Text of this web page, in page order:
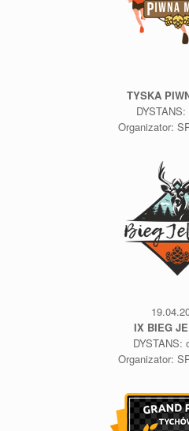
TYSKA
Organizator:
IX BIEG
DYSTANS:
Organizator: